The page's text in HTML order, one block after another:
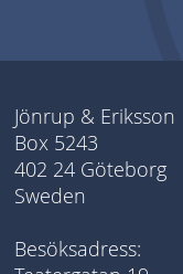
Jönrup & Eriksson
Box 5243
402 24 Göteborg
Sweden
Besöksadress: